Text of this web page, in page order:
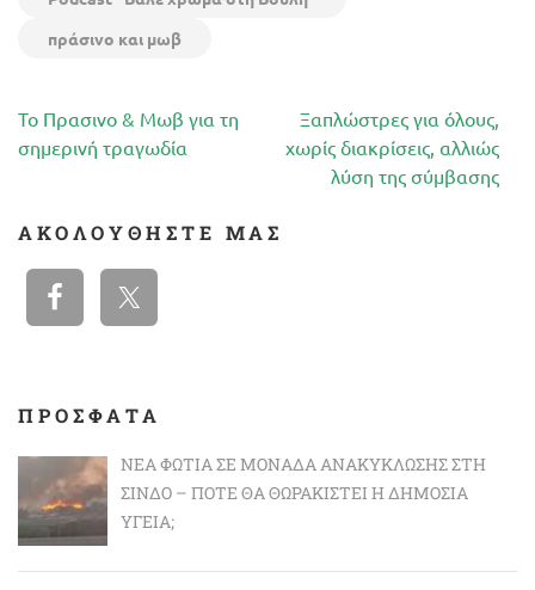
πράσινο και μωβ
Πλοήγηση
άρθρων
Το Πρασινο & Μωβ για τη
σημερινή τραγωδία
Ξαπλώστρες για όλους,
χωρίς διακρίσεις, αλλιώς
λύση της σύμβασης
ΑΚΟΛΟΥΘΉΣΤΕ ΜΑΣ
ΠΡΟΣΦΑΤΑ
ΝΈΑ ΦΩΤΙΆ ΣΕ ΜΟΝΆΔΑ ΑΝΑΚΎΚΛΩΣΗΣ ΣΤΗ
ΣΊΝΔΟ – ΠΌΤΕ ΘΑ ΘΩΡΑΚΙΣΤΕΊ Η ΔΗΜΌΣΙΑ
ΥΓΕΊΑ;